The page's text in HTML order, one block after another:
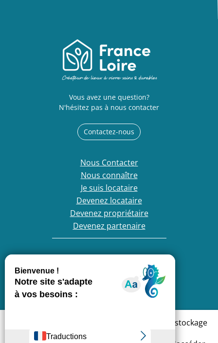
Vous avez une question?
N'hésitez pas à nous contacter
Contactez-nous
Nous Contacter
Nous connaître
Je suis locataire
Devenez locataire
Devenez propriétaire
Devenez partenaire
France Loire, entreprise engagée :
En cliquant sur « Accepter », vous acceptez le stockage
de cookies sur votre appareil. Cela permettra